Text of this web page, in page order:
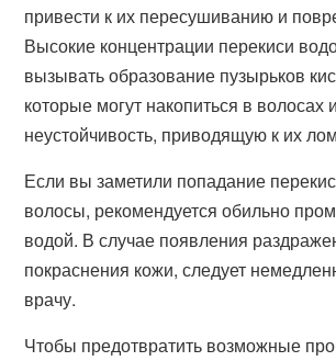
привести к их пересушиванию и
Высокие концентрации перекиси
вызывать образование пузырьков
которые могут накопиться в волосах
неустойчивость, приводящую к их
Если вы заметили попадание
волосы, рекомендуется обильно
водой. В случае появления
покраснения кожи, следует
врачу.
Чтобы предотвратить возможные